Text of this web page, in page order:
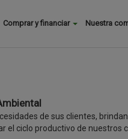
Buscar
Comprar y financiar Nuestra
de sus clientes,
el ciclo productivo de nuestros